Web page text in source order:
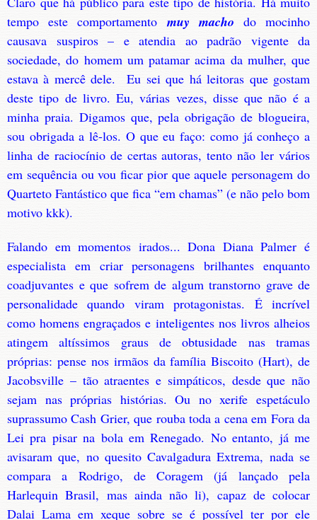
tempo este comportamento muy macho do mocinho
causava suspiros – e atendia ao padrão vigente da
sociedade, do homem um patamar acima da mulher, que
estava à mercê dele. Eu sei que há leitoras que gostam
deste tipo de livro. Eu, várias vezes, disse que não é a
minha praia. Digamos que, pela obrigação de blogueira,
sou obrigada a lê-los. O que eu faço: como já conheço a
linha de raciocínio de certas autoras, tento não ler vários
em sequência ou vou ficar pior que aquele personagem do
Quarteto Fantástico que fica “em chamas” (e não pelo bom
motivo kkk).
Falando em momentos irados... Dona Diana Palmer é
especialista em criar personagens brilhantes enquanto
coadjuvantes e que sofrem de algum transtorno grave de
personalidade quando viram protagonistas. É incrível
como homens engraçados e inteligentes nos livros alheios
atingem altíssimos graus de obtusidade nas tramas
próprias: pense nos irmãos da família Biscoito (Hart), de
Jacobsville – tão atraentes e simpáticos, desde que não
sejam nas próprias histórias. Ou no xerife espetáculo
suprassumo Cash Grier, que rouba toda a cena em Fora da
Lei pra pisar na bola em Renegado. No entanto, já me
avisaram que, no quesito Cavalgadura Extrema, nada se
compara a Rodrigo, de Coragem (já lançado pela
Harlequin Brasil, mas ainda não li), capaz de colocar
Dalai Lama em xeque sobre se é possível ter por ele